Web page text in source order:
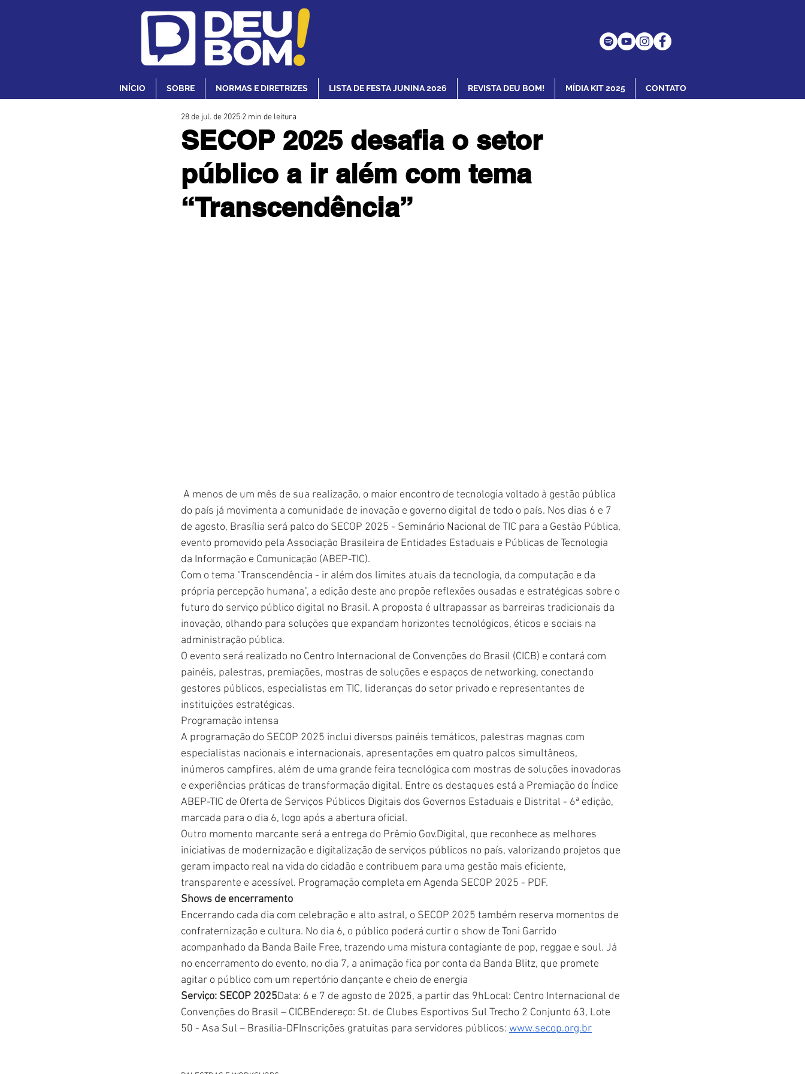
INÍCIO SOBRE NORMAS E DIRETRIZES LISTA DE FESTA JUNINA 2026 REVISTA DEU BOM! MÍDIA KIT 2025 CONTATO
SECOP 2025 desafia o setor
público a ir além com tema
“Transcendência”
28 de jul. de 2025 2 min de leitura
A menos de um mês de sua realização, o maior encontro de tecnologia voltado à gestão pública
do país já movimenta a comunidade de inovação e governo digital de todo o país. Nos dias 6 e 7
de agosto, Brasília será palco do SECOP 2025 - Seminário Nacional de TIC para a Gestão Pública,
evento promovido pela Associação Brasileira de Entidades Estaduais e Públicas de Tecnologia
da Informação e Comunicação (ABEP-TIC).
Com o tema “Transcendência - ir além dos limites atuais da tecnologia, da computação e da
própria percepção humana”, a edição deste ano propõe reflexões ousadas e estratégicas sobre o
futuro do serviço público digital no Brasil. A proposta é ultrapassar as barreiras tradicionais da
inovação, olhando para soluções que expandam horizontes tecnológicos, éticos e sociais na
administração pública.
O evento será realizado no Centro Internacional de Convenções do Brasil (CICB) e contará com
painéis, palestras, premiações, mostras de soluções e espaços de networking, conectando
gestores públicos, especialistas em TIC, lideranças do setor privado e representantes de
instituições estratégicas.
Programação intensa
A programação do SECOP 2025 inclui diversos painéis temáticos, palestras magnas com
especialistas nacionais e internacionais, apresentações em quatro palcos simultâneos,
inúmeros campfires, além de uma grande feira tecnológica com mostras de soluções inovadoras
e experiências práticas de transformação digital. Entre os destaques está a Premiação do Índice
ABEP-TIC de Oferta de Serviços Públicos Digitais dos Governos Estaduais e Distrital - 6ª edição,
marcada para o dia 6, logo após a abertura oficial.
Outro momento marcante será a entrega do Prêmio Gov.Digital, que reconhece as melhores
iniciativas de modernização e digitalização de serviços públicos no país, valorizando projetos que
geram impacto real na vida do cidadão e contribuem para uma gestão mais eficiente,
transparente e acessível. Programação completa em Agenda SECOP 2025 - PDF.
Shows de encerramento
Encerrando cada dia com celebração e alto astral, o SECOP 2025 também reserva momentos de
confraternização e cultura. No dia 6, o público poderá curtir o show de Toni Garrido
acompanhado da Banda Baile Free, trazendo uma mistura contagiante de pop, reggae e soul. Já
no encerramento do evento, no dia 7, a animação fica por conta da Banda Blitz, que promete
agitar o público com um repertório dançante e cheio de energia
Serviço: SECOP 2025Data: 6 e 7 de agosto de 2025, a partir das 9hLocal: Centro Internacional de
Convenções do Brasil – CICBEndereço: St. de Clubes Esportivos Sul Trecho 2 Conjunto 63, Lote
50 - Asa Sul – Brasília-DFInscrições gratuitas para servidores públicos: www.secop.org.br